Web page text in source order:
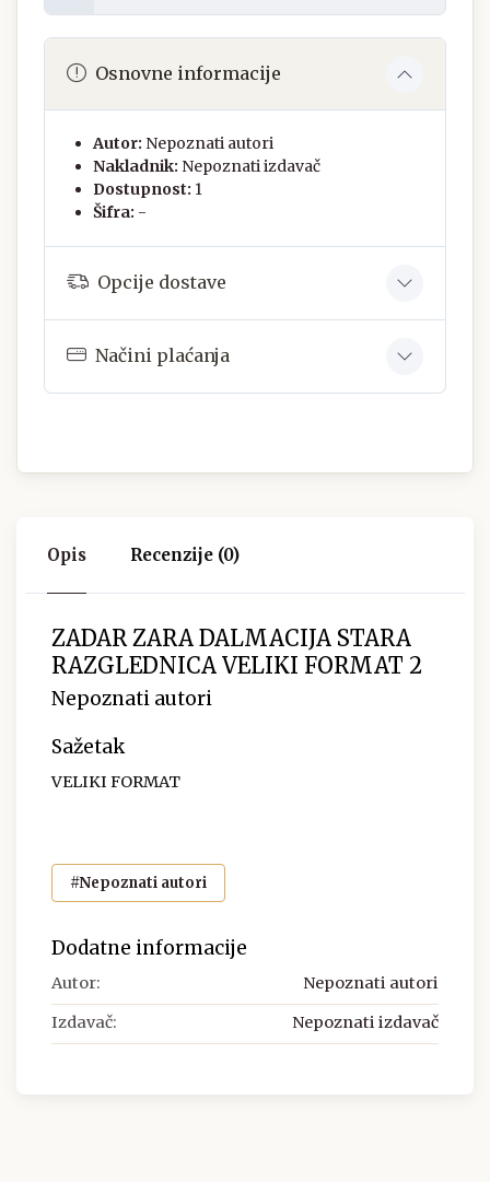
Osnovne informacije
Autor: Nepoznati autori
Nakladnik: Nepoznati izdavač
Dostupnost: 1
Šifra: -
Opcije dostave
Načini plaćanja
Opis Recenzije (0)
ZADAR ZARA DALMACIJA STARA
RAZGLEDNICA VELIKI FORMAT 2
Nepoznati autori
Sažetak
VELIKI FORMAT
#Nepoznati autori
Dodatne informacije
Autor: Nepoznati autori
Izdavač: Nepoznati izdavač